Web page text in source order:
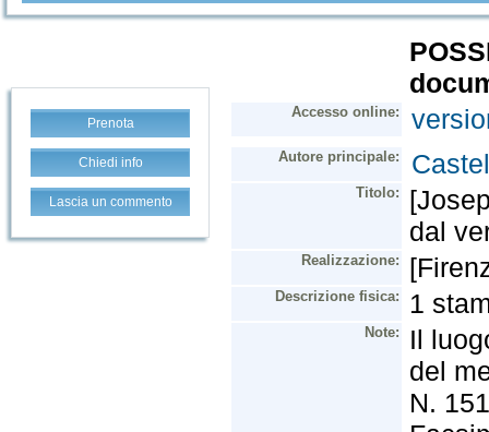
Prenota
Chiedi info
Lascia un commento